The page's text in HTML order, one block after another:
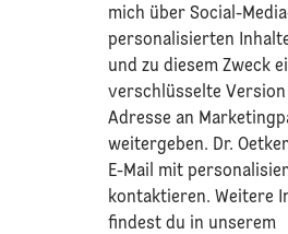
mich über Social-
personalisierten
und zu diesem Zweck
verschlüsselte Version
Adresse an
weitergeben. Dr.
E-Mail mit
kontaktieren. Weitere
findest du in unserem